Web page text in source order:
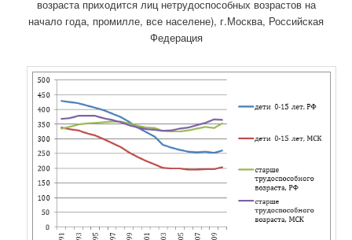
возраста приходится лиц нетрудоспособных возрастов на
начало года, промилле, все населене), г.Москва, Российская
Федерация